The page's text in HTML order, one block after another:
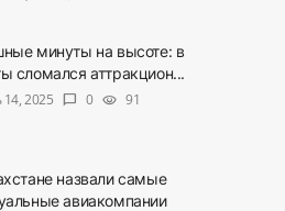
минуты на высоте: в
сломался аттракцион...
2025
chat_bubble 0 visibility 91
назвали самые
авиакомпании